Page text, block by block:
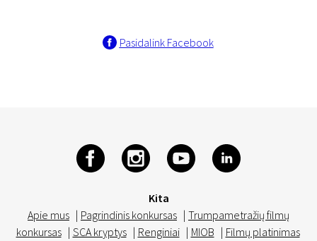
Pasidalink Facebook
Kita
Apie mus | Pagrindinis konkursas | Trumpametražių filmų
konkursas | SCA kryptys | Renginiai | MIOB | Filmų platinimas